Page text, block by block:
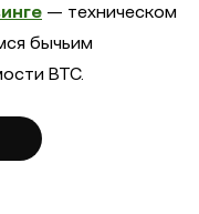
— техническом
бычьим
BTC.